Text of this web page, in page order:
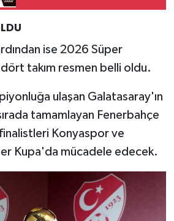
ise 2026 Süper
dört takım resmen belli oldu.
ulaşan Galatasaray'ın
tamamlayan Fenerbahçe
finalistleri Konyaspor ve
Kupa'da mücadele edecek.